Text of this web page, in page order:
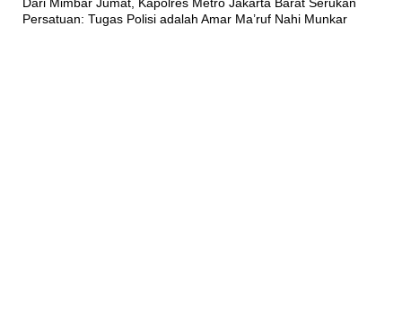
Dari Mimbar Jumat, Kapolres Metro Jakarta Barat Serukan
Persatuan: Tugas Polisi adalah Amar Ma’ruf Nahi Munkar